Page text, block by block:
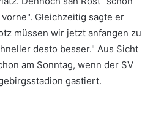
Gleichzeitig sagte er
müssen wir jetzt anfangen zu
desto besser." Aus Sicht
am Sonntag, wenn der SV
gastiert.